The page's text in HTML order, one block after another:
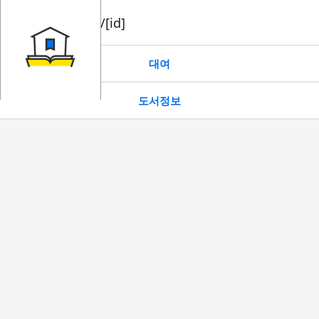
book/rent/[id]
대여
도서정보